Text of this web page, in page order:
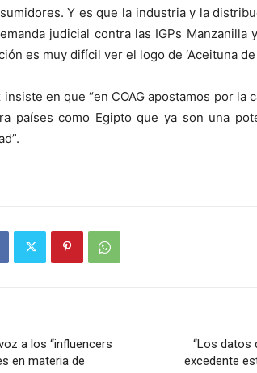
Y es que la industria y la
judicial contra las IGPs Manzanilla
es muy difícil ver el logo de ‘Aceituna de
en que “en COAG apostamos por la
países como Egipto que ya son una
a los “influencers
en materia de
“Los datos
excedente